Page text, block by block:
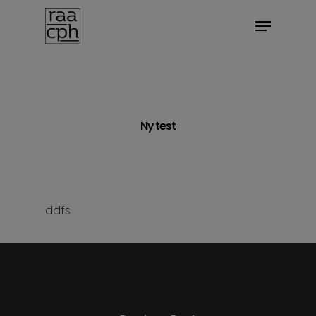
BOOK MØDE
Ny test
ddfs